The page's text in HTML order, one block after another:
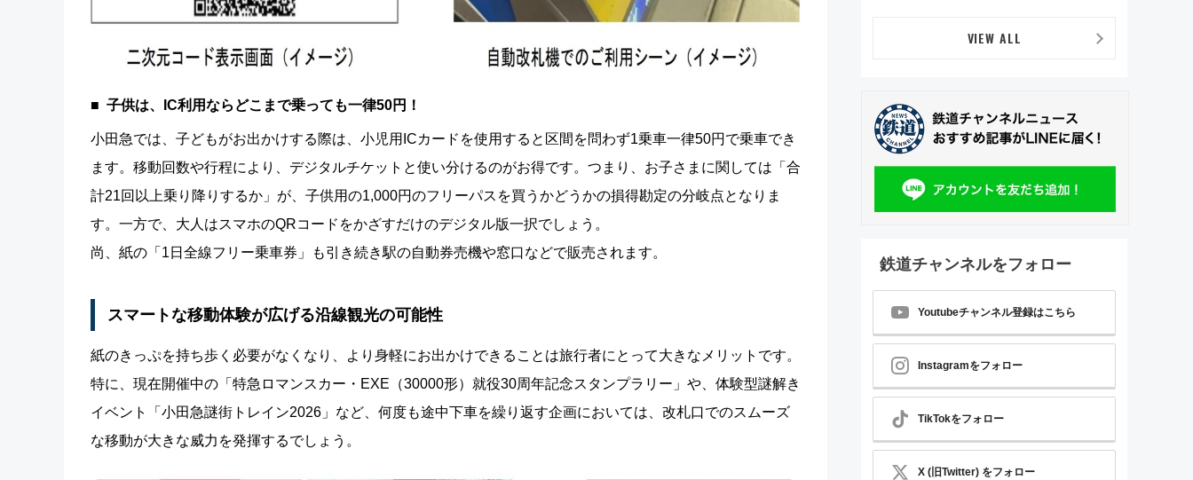
子供は、IC利用ならどこまで乗っても一律50円！
小田急では、子どもがお出かけする際は、小児用ICカードを使用すると区間を問わず1乗車一律50円で乗車でき
ます。移動回数や行程により、デジタルチケットと使い分けるのがお得です。つまり、お子さまに関しては「合
計21回以上乗り降りするか」が、子供用の1,000円のフリーパスを買うかどうかの損得勘定の分岐点となりま
す。一方で、大人はスマホのQRコードをかざすだけのデジタル版一択でしょう。
尚、紙の「1日全線フリー乗車券」も引き続き駅の自動券売機や窓口などで販売されます。
スマートな移動体験が広げる沿線観光の可能性
紙のきっぷを持ち歩く必要がなくなり、より身軽にお出かけできることは旅行者にとって大きなメリットです。
特に、現在開催中の「特急ロマンスカー・EXE（30000形）就役30周年記念スタンプラリー」や、体験型謎解き
イベント「小田急謎街トレイン2026」など、何度も途中下車を繰り返す企画においては、改札口でのスムーズ
な移動が大きな威力を発揮するでしょう。
VIEW ALL
鉄道チャンネルをフォロー
Youtubeチャンネル登録はこちら
Instagramをフォロー
TikTokをフォロー
X (旧Twitter) をフォロー